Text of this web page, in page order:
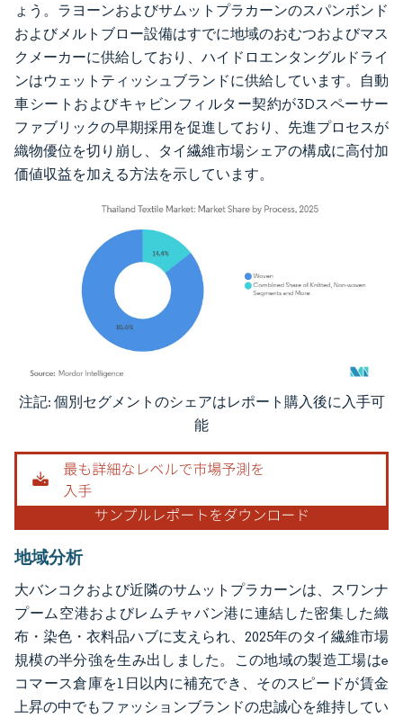
ょう。ラヨーンおよびサムットプラカーンのスパンボンド
およびメルトブロー設備はすでに地域のおむつおよびマス
クメーカーに供給しており、ハイドロエンタングルドライ
ンはウェットティッシュブランドに供給しています。自動
車シートおよびキャビンフィルター契約が3Dスペーサー
ファブリックの早期採用を促進しており、先進プロセスが
織物優位を切り崩し、タイ繊維市場シェアの構成に高付加
価値収益を加える方法を示しています。
画像 © Mordor Intelligence。再利用にはCC BY 4.0の表示が必要です。
注記: 個別セグメントのシェアはレポート購入後に入手可
能
地域分析
大バンコクおよび近隣のサムットプラカーンは、スワンナ
プーム空港およびレムチャバン港に連結した密集した織
布・染色・衣料品ハブに支えられ、2025年のタイ繊維市場
規模の半分強を生み出しました。この地域の製造工場はe
コマース倉庫を1日以内に補充でき、そのスピードが賃金
上昇の中でもファッションブランドの忠誠心を維持してい